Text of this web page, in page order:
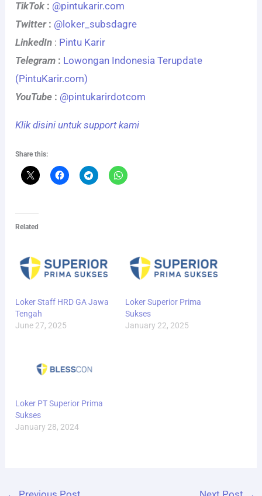
TikTok : @pintukarir.com
Twitter: @loker_subsdagre
LinkedIn : Pintu Karir
Telegram : Lowongan Indonesia Terupdate
(PintuKarir.com)
YouTube : @pintukarirdotcom
Klik disini untuk support kami
Share this:
Related
Loker Staff HRD GA Jawa
Tengah
June 27, 2025
Loker Superior Prima
Sukses
January 22, 2025
Loker PT Superior Prima
Sukses
January 28, 2024